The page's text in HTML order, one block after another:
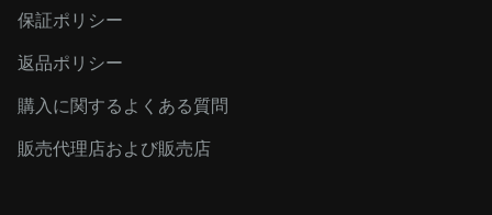
保証ポリシー
返品ポリシー
購入に関するよくある質問
販売代理店および販売店